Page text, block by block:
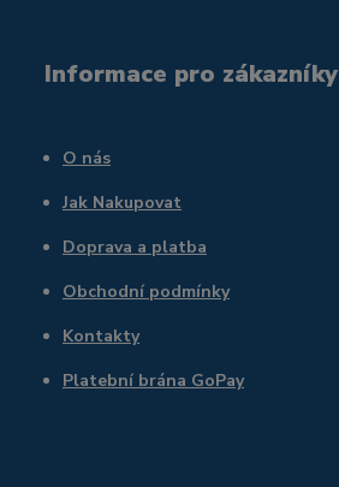
Informace pro zákazníky
O nás
Jak Nakupovat
Doprava a platba
Obchodní podmínky
Kontakty
Platební brána GoPay